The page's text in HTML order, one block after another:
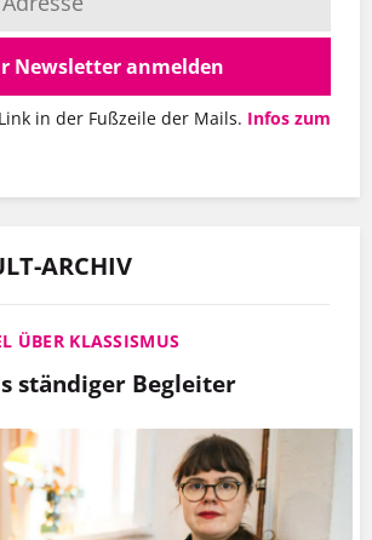
Newsletter anmelden
in der Fußzeile der Mails. Infos zum
ARCHIV
ÜBER KLASSISMUS
ständiger Begleiter